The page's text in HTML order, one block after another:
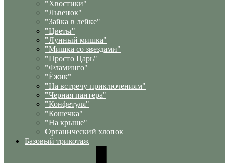
"Хвостики"
"Львенок"
"Зайка в лейке"
"Цветы"
"Лунный мишка"
"Мишка со звездами"
"Просто Царь"
"Фламинго"
"Ёжик"
"На встречу приключениям"
"Черная пантера"
"Конфетуля"
"Кошечка"
"На крыше"
Органический хлопок
Базовый трикотаж